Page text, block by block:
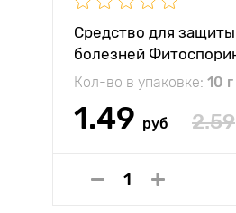
Средство для
болезней
Кол-во в упаковке: 10 г
1.49 руб 2.59